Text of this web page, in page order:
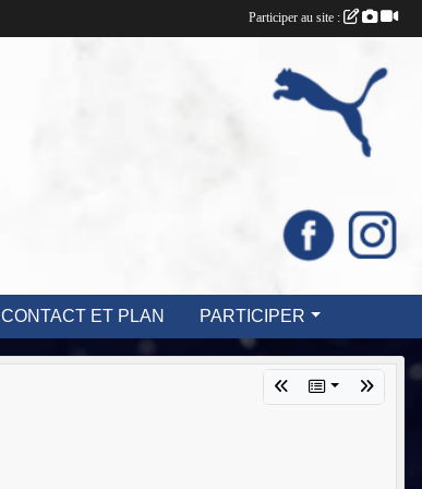
CONTACT ET PLAN PARTICIPER
Participer au site :